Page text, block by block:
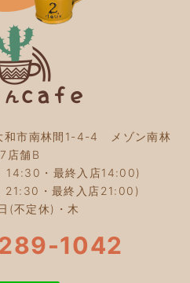
市南林間1-4-4 メゾン南林
店舗B
14:30・最終入店14:00)
・最終入店21:00)
(不定休)・木
1042